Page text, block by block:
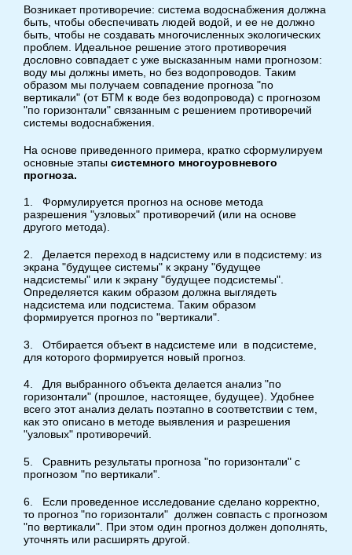
Возникает противоречие: система водоснабжения должна
быть, чтобы обеспечивать людей водой, и ее не должно
быть, чтобы не создавать многочисленных экологических
проблем. Идеальное решение этого противоречия
дословно совпадает с уже высказанным нами прогнозом:
воду мы должны иметь, но без водопроводов. Таким
образом мы получаем совпадение прогноза "по
вертикали" (от БТМ к воде без водопровода) с прогнозом
"по горизонтали" связанным с решением противоречий
системы водоснабжения.
На основе приведенного примера, кратко сформулируем
основные этапы системного многоуровневого
прогноза.
1. Формулируется прогноз на основе метода
разрешения "узловых" противоречий (или на основе
другого метода).
2. Делается переход в надсистему или в подсистему: из
экрана "будущее системы" к экрану "будущее
надсистемы" или к экрану "будущее подсистемы".
Определяется каким образом должна выглядеть
надсистема или подсистема. Таким образом
формируется прогноз по "вертикали".
3. Отбирается объект в надсистеме или в подсистеме,
для которого формируется новый прогноз.
4. Для выбранного объекта делается анализ "по
горизонтали" (прошлое, настоящее, будущее). Удобнее
всего этот анализ делать поэтапно в соответствии с тем,
как это описано в методе выявления и разрешения
"узловых" противоречий.
5. Сравнить результаты прогноза "по горизонтали" с
прогнозом "по вертикали".
6. Если проведенное исследование сделано корректно,
то прогноз "по горизонтали" должен совпасть с прогнозом
"по вертикали". При этом один прогноз должен дополнять,
уточнять или расширять другой.